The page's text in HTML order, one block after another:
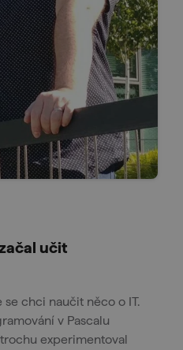
učit
chci naučit něco o IT.
v Pascalu
experimentoval